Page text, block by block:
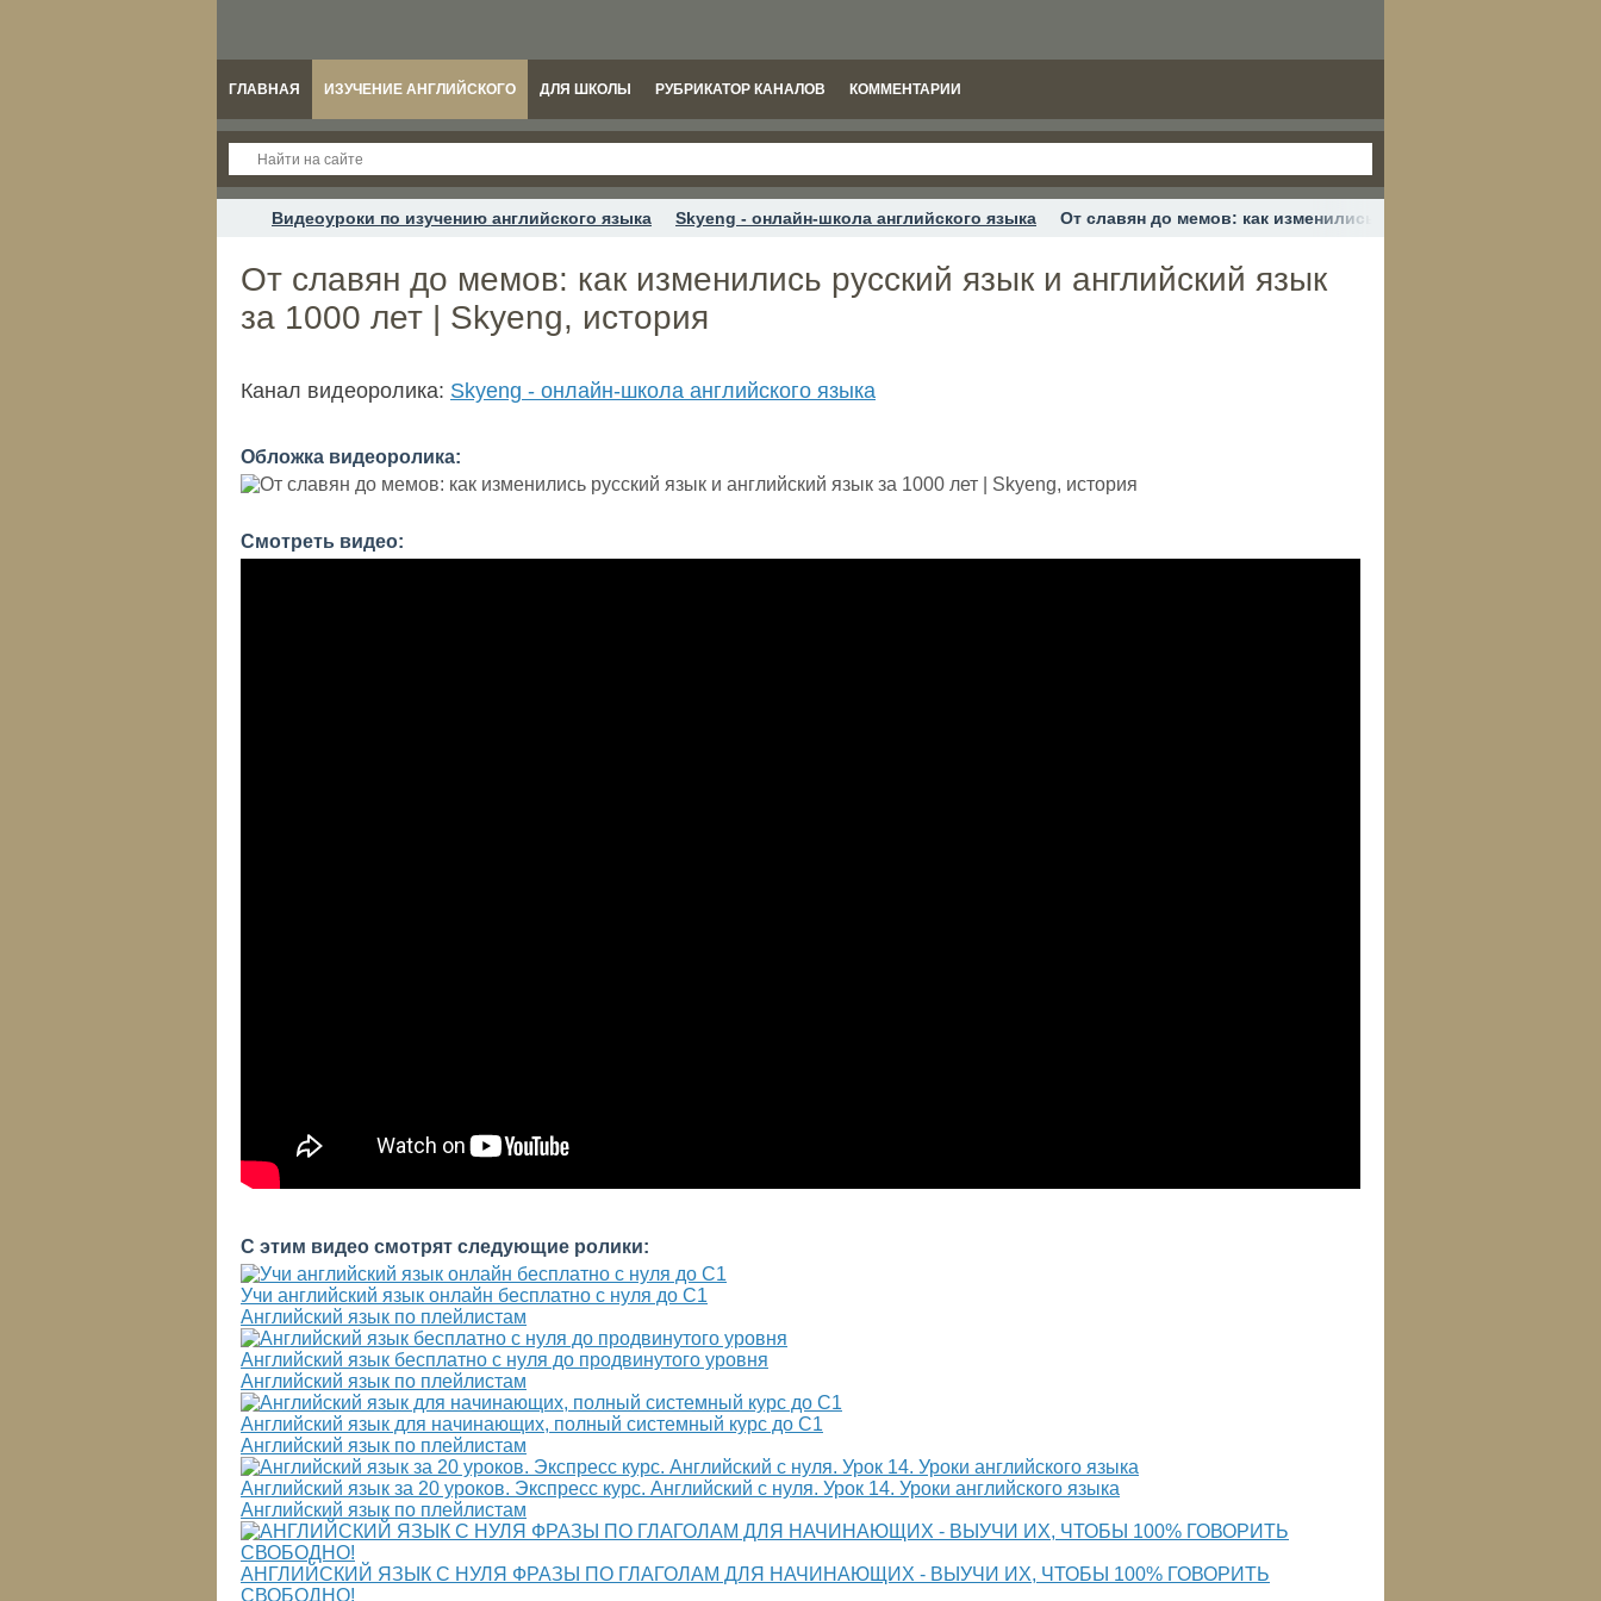
ГЛАВНАЯ ИЗУЧЕНИЕ АНГЛИЙСКОГО ДЛЯ ШКОЛЫ РУБРИКАТОР КАНАЛОВ КОММЕНТАРИИ
Видеоуроки по изучению английского языка Skyeng - онлайн-школа английского языка От славян до мемов: как изменились русский язык и
От славян до мемов: как изменились русский язык и английский язык
за 1000 лет | Skyeng, история
Канал видеоролика: Skyeng - онлайн-школа английского языка
Обложка видеоролика:
Смотреть видео:
С этим видео смотрят следующие ролики:
Учи английский язык онлайн бесплатно с нуля до С1
Английский язык по плейлистам
Английский язык бесплатно с нуля до продвинутого уровня
Английский язык по плейлистам
Английский язык для начинающих, полный системный курс до С1
Английский язык по плейлистам
Английский язык за 20 уроков. Экспресс курс. Английский с нуля. Урок 14. Уроки английского языка
Английский язык по плейлистам
АНГЛИЙСКИЙ ЯЗЫК С НУЛЯ ФРАЗЫ ПО ГЛАГОЛАМ ДЛЯ НАЧИНАЮЩИХ - ВЫУЧИ ИХ, ЧТОБЫ 100% ГОВОРИТЬ
СВОБОДНО!